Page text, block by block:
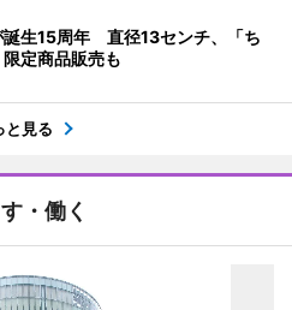
誕生15周年 直径13センチ、「ち
定商品販売も
と見る
・働く